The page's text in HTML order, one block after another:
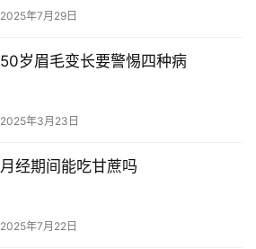
2025年7月29日
50岁眉毛变长要警惕四种病
2025年3月23日
月经期间能吃甘蔗吗
2025年7月22日